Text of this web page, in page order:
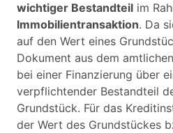
wichtiger Bestandteil im
Immobilientransaktion. Da
auf den Wert eines
Dokument aus dem
bei einer Finanzierung über
verpflichtender Bestandteil
Grundstück. Für das
der Wert des Grundstückes